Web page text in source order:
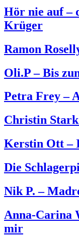
Hör nie auf –
Krüger
Ramon
Oli.P – Bis
Petra Frey –
Christin
Kerstin Ott –
Die
Nik P. –
Anna-Carina
mir